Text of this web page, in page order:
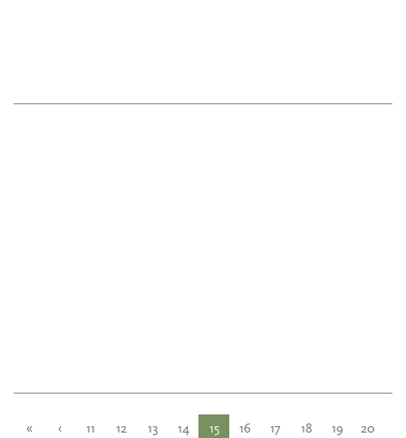
« ‹ 11 12 13 14 15 16 17 18 19 20